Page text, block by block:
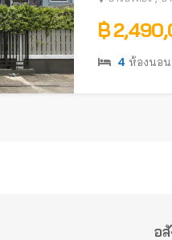
฿
4 ห้องนอน
อ